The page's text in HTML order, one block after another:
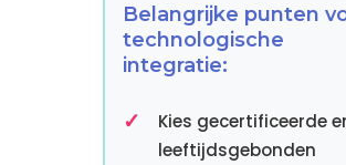
Belangrijke punten
technologische
integratie:
Kies gecertificeerde
leeftijdsgebonden